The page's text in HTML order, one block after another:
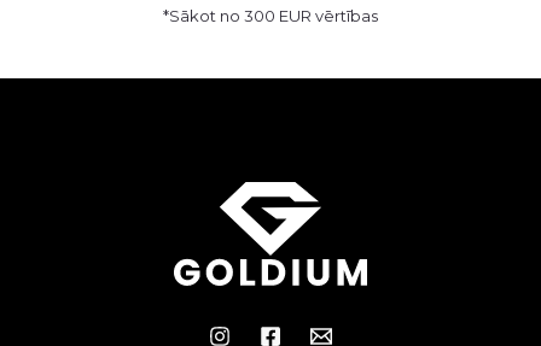
*Sākot no 300 EUR vērtības